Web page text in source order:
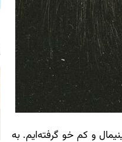
و کم خو گرفته‌ایم. به